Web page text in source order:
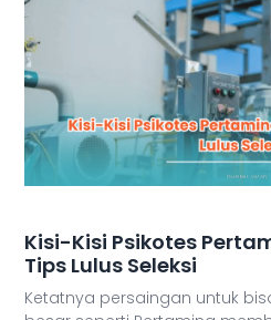
Kisi-Kisi Psikotes
Tips Lulus Seleksi
Ketatnya persaingan untuk